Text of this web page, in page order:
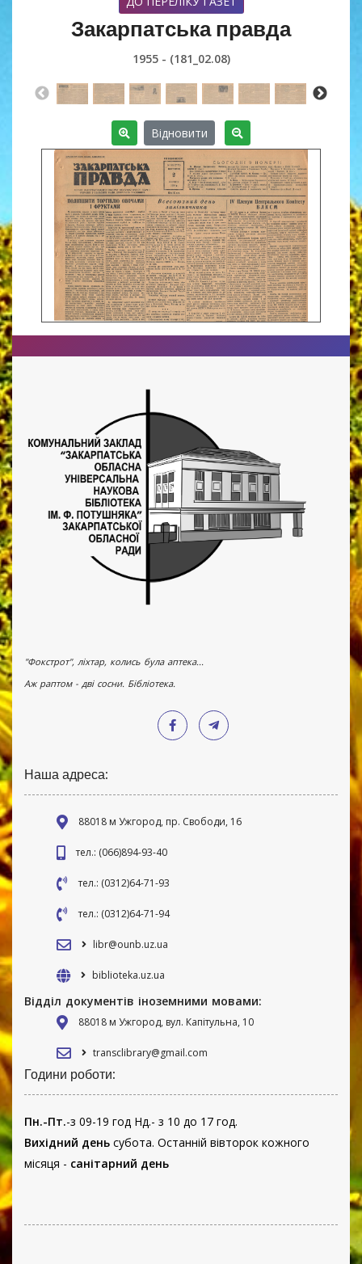
Закарпатська правда
1955 - (181_02.08)
Відновити
"Фокстрот", ліхтар, колись була аптека...
Аж раптом - дві сосни. Бібліотека.
Наша адреса:
88018 м Ужгород, пр. Свободи, 16
тел.: (066)894-93-40
тел.: (0312)64-71-93
тел.: (0312)64-71-94
libr@ounb.uz.ua
biblioteka.uz.ua
Відділ документів іноземними мовами:
88018 м Ужгород, вул. Капітульна, 10
transclibrary@gmail.com
Години роботи:
Пн.-Пт.-з 09-19 год Нд.- з 10 до 17 год.
Вихідний день субота. Останній вівторок кожного
місяця - санітарний день